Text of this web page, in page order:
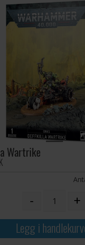
Wartrike
- +
Legg i